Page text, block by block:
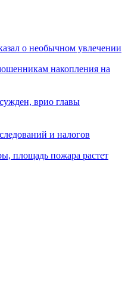
о необычном увлечении
накопления на
врио главы
и налогов
площадь пожара растет